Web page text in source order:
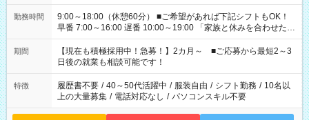
勤務時間
9:00～18:00（休憩60分） ■ご希望があれば下記シフトもOK！
早番 7:00～16:00 遅番 10:00～19:00 「家族と休みを合わせた
い」 「余裕を持って夕飯の準備がしたい」 「できれば残業はし
たくない」 など、ご希望を教えてくださいね。 ※Wワーク希望
の方へ 今ご覧のお仕事で希望する勤務時間と、もう1つのお仕事
の勤務時間。 合計で週40時間を超える場合は応募できません。
期間
【現在も積極採用中！急募！】2カ月～ ■ご応募から最短2～3
日後の就業も相談可能です！
特徴 履歴書不要 / 40～50代活躍中 / 服装自由 / シフト勤務 / 10名以
上の大量募集 / 電話対応なし / パソコンスキル不要